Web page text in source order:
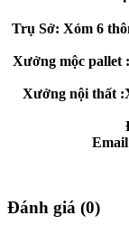
Trụ Sở: Xóm 6
Xưởng mộc pallet
Xưởng nội thất
Đánh giá (0)